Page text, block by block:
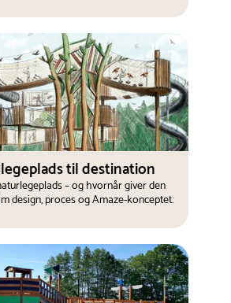
til destination
– og hvornår giver den
design, proces og Amaze-konceptet.